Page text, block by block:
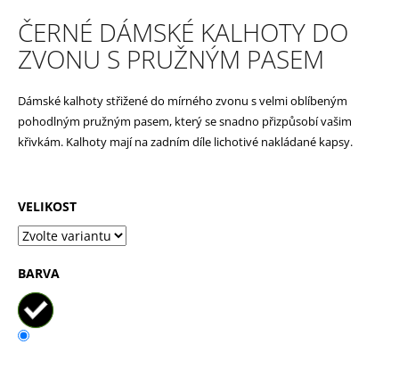
ČERNÉ DÁMSKÉ KALHOTY DO
ZVONU S PRUŽNÝM PASEM
Dámské kalhoty střižené do mírného zvonu s velmi oblíbeným
pohodlným pružným pasem, který se snadno přizpůsobí vašim
křivkám. Kalhoty mají na zadním díle lichotivé nakládané kapsy.
VELIKOST
BARVA
D
p
o
č
u
j
e
m
e